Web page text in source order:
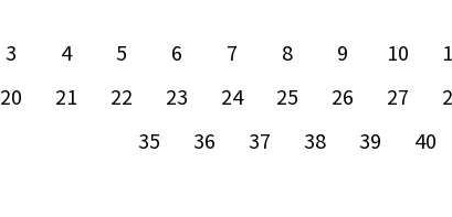
3 4 5 6 7 8 9 10
20 21 22 23 24 25 26 27
35
36 37 38 39 40